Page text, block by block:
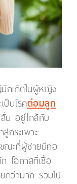
มักเกิดในผู้หญิง
นโรคต่อมลูก
น อยู่ใกล้กับ
กระเพาะ
ณะที่ผู้ชายมีท่อ
โอกาสที่เชื้อ
กว่ามาก รวมไป